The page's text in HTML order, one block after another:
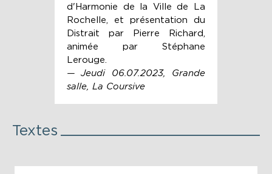
d'Harmonie de la Ville de La
Rochelle, et présentation du
Distrait par Pierre Richard,
animée par Stéphane
Lerouge.
— Jeudi 06.07.2023, Grande
salle, La Coursive
Textes